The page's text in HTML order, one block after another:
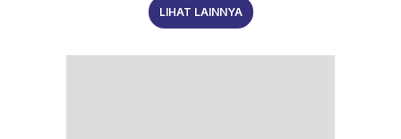
LIHAT LAINNYA